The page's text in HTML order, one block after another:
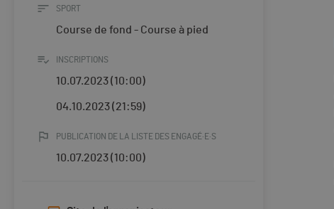
SPORT
Course de fond - Course à pied
INSCRIPTIONS
10.07.2023 (10:00)
04.10.2023 (21:59)
PUBLICATION DE LA LISTE DES ENGAGÉ·E·S
10.07.2023 (10:00)